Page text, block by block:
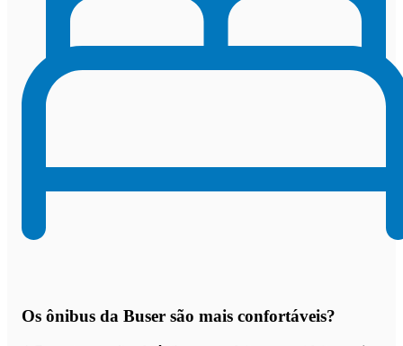
Os ônibus da Buser são mais confortáveis?